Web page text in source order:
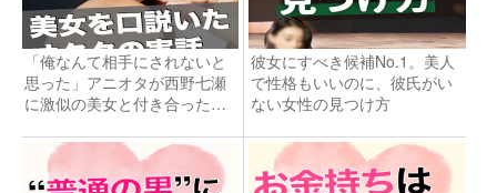
「俺なんて相手にされないと
思った」アニオタが西野七瀬
に激似の美女と付き合った実
彼女にすべき候補No.1。美人
で性格もいいのに、彼氏がい
ない女性の見つけ方